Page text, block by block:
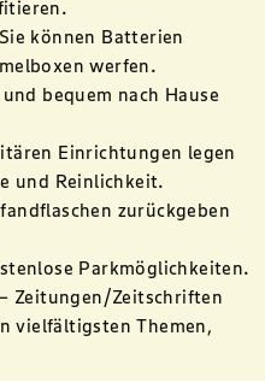
Sie können Batterien
werfen.
bequem nach Hause
Einrichtungen legen
und Reinlichkeit.
zurückgeben
Parkmöglichkeiten.
Zeitungen/Zeitschriften
vielfältigsten Themen,